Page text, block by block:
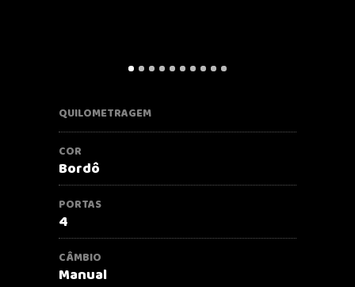
QUILOMETRAGEM
COR
Bordô
PORTAS
4
CÂMBIO
Manual